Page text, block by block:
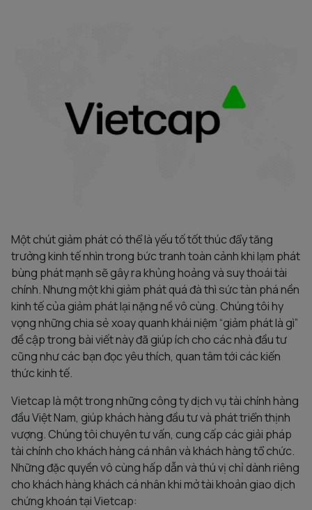
Một chút giảm phát có thể là yếu tố tốt thúc đẩy tăng
trưởng kinh tế nhìn trong bức tranh toàn cảnh khi lạm phát
bùng phát mạnh sẽ gây ra khủng hoảng và suy thoái tài
chính. Nhưng một khi giảm phát quá đà thì sức tàn phá nền
kinh tế của giảm phát lại nặng nề vô cùng. Chúng tôi hy
vọng những chia sẻ xoay quanh khái niệm “giảm phát là gì”
đề cập trong bài viết này đã giúp ích cho các nhà đầu tư
cũng như các bạn đọc yêu thích, quan tâm tới các kiến
thức kinh tế.
Vietcap là một trong những công ty dịch vụ tài chính hàng
đầu Việt Nam, giúp khách hàng đầu tư và phát triển thịnh
vượng. Chúng tôi chuyên tư vấn, cung cấp các giải pháp
tài chính cho khách hàng cá nhân và khách hàng tổ chức.
Những đặc quyền vô cùng hấp dẫn và thú vị chỉ dành riêng
cho khách hàng khách cá nhân khi mở tài khoản giao dịch
chứng khoán tại Vietcap: